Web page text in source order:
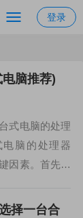
登录
脑推荐)
式电脑的处理
脑的处理器
因素。首先是
能够提供更流
择一台合